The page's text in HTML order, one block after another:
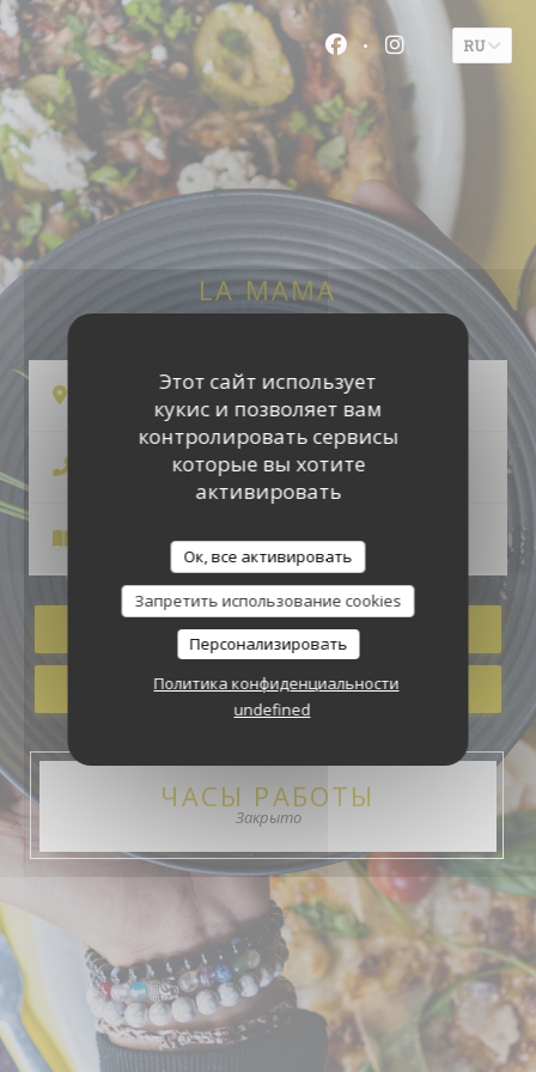
Панель управления cookies
Этот сайт использует
кукис и позволяет вам
контролировать сервисы
которые вы хотите
активировать
Ок, все активировать
Запретить использование cookies
Персонализировать
Политика конфиденциальности
undefined
RU
FacebookInstagram
LA MAMA
ЧАСЫ РАБОТЫ
Закрыто
21 rue des remparts 33000 Bordeaux((открывается в новом
05 56 44 67 87
ЗАБРОНИРОВАТЬ СТОЛИК
НАВЫНОС
La Mama